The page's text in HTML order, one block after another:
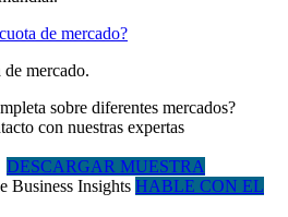
de mercado?
mercado.
sobre diferentes mercados?
con nuestras expertas
DESCARGAR MUESTRA
HABLE CON EL